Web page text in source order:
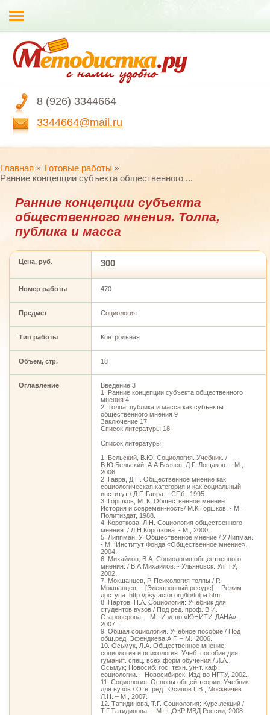
8 (926) 3344664
3344664@mail.ru
Главная
Готовые работы
Ранние концепции субъекта общественного ...
Ранние концепции субъекта
общественного мнения. Толпа,
публика и масса
Цена, руб. 300
Номер работы 470
Предмет Социология
Тип работы Контрольная
Объем, стр. 18
Оглавление
Введение 3
1. Ранние концепции субъекта общественного
мнения 4
2. Толпа, публика и масса как субъекты
общественного мнения 9
Заключение 17
Список литературы 18
Список литературы:
1. Бельский, В.Ю. Социология. Учебник. /
В.Ю.Бельский, А.А.Беляев, Д.Г. Лощаков. – М.,
2006
2. Гавра, Д.П. Общественное мнение как
социологическая категория и как социальный
институт / Д.П.Гавра. - СПб., 1995.
3. Горшков, М. К. Общественное мнение:
История и современ-ность/ М.К.Горшков. - М.:
Политиздат, 1988.
4. Короткова, Л.Н. Социология общественного
мнения. / Л.Н.Короткова. - М., 2000.
5. Липпман, У. Общественное мнение / У.Липман.
- М.: Институт Фонда «Общественное мнение»,
2004.
6. Михайлов, В.А. Социология общественного
мнения. / В.А.Михайлов. - Ульяновск: УлГТУ,
2002.
7. Мокшанцев, Р. Психология толпы / Р.
Мокшанцев. – [Электронный ресурс]. - Режим
доступа: http://psyfactor.org/lib/tolpa.htm
8. Нартов, Н.А. Социология: Учебник для
студентов вузов / Под ред. проф. В.И.
Староверова. – М.: Изд-во «ЮНИТИ-ДАНА»,
2007.
9. Общая социология. Учебное пособие / Под
общ.ред. Эфендиева А.Г. – М., 2006.
10. Осьмук, Л.А. Общественное мнение:
социология и психология: Учеб. пособие для
гуманит. спец. всех форм обучения / Л.А.
Осьмук; Новосиб. гос. техн. ун-т. каф.
социологии. – Новосибирск: Изд-во НГТУ, 2002.
11. Социология. Основы общей теории. Учебник
для вузов / Отв. ред.: Осипов Г.В., Москвичёв
Л.Н. – М., 2007.
12. Татидинова, Т.Г. Социология: Курс лекций /
Т.Г.Татидинова. – М.: ЦОКР МВД России, 2008.